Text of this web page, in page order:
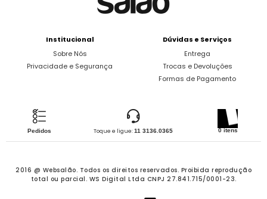
Institucional
Sobre Nós
Privacidade e Segurança
Dúvidas e Serviços
Entrega
Trocas e Devoluções
Formas de Pagamento
Pedidos Toque e ligue:11 3136.0365 0 itens
2016 @ Websalão. Todos os direitos reservados. Proibida reprodução
total ou parcial. WS Digital Ltda CNPJ 27.841.715/0001-23.